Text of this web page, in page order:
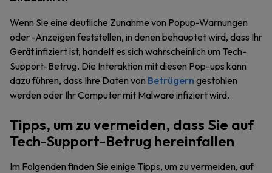
Wenn Sie eine deutliche Zunahme von Popup-Warnungen
oder -Anzeigen feststellen, in denen behauptet wird, dass Ihr
Gerät infiziert ist, handelt es sich wahrscheinlich um Tech-
Support-Betrug. Die Interaktion mit diesen Pop-ups kann
dazu führen, dass Ihre Daten von Betrügern gestohlen
werden oder Ihr Computer mit Malware infiziert wird.
Tipps, um zu vermeiden, dass Sie auf
Tech-Support-Betrug hereinfallen
Im Folgenden finden Sie einige Tipps, um zu vermeiden, auf